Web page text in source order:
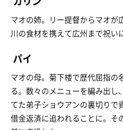
マオの姉。リー提督からマオが
川の食材を携えて広州まで祝い
パイ
マオの母。菊下楼で歴代屈指の
る。数々のメニューを編み出し
てた弟子ショウアンの裏切りで
借金返済に追われることに。そ